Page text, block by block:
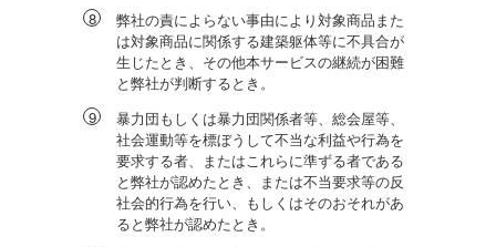
弊社の責によらない事由により対象商品また
は対象商品に関係する建築躯体等に不具合が
生じたとき、その他本サービスの継続が困難
と弊社が判断するとき。
暴力団もしくは暴力団関係者等、総会屋等、
社会運動等を標ぼうして不当な利益や行為を
要求する者、またはこれらに準ずる者である
と弊社が認めたとき、または不当要求等の反
社会的行為を行い、もしくはそのおそれがあ
ると弊社が認めたとき。